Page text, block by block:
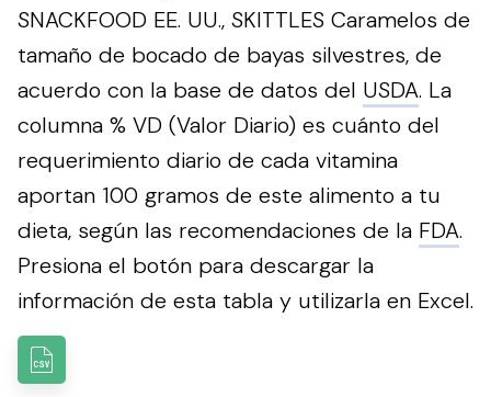
SNACKFOOD EE. UU., SKITTLES Caramelos de
tamaño de bocado de bayas silvestres, de
acuerdo con la base de datos del USDA. La
columna % VD (Valor Diario) es cuánto del
requerimiento diario de cada vitamina
aportan 100 gramos de este alimento a tu
dieta, según las recomendaciones de la FDA.
Presiona el botón para descargar la
información de esta tabla y utilizarla en Excel.